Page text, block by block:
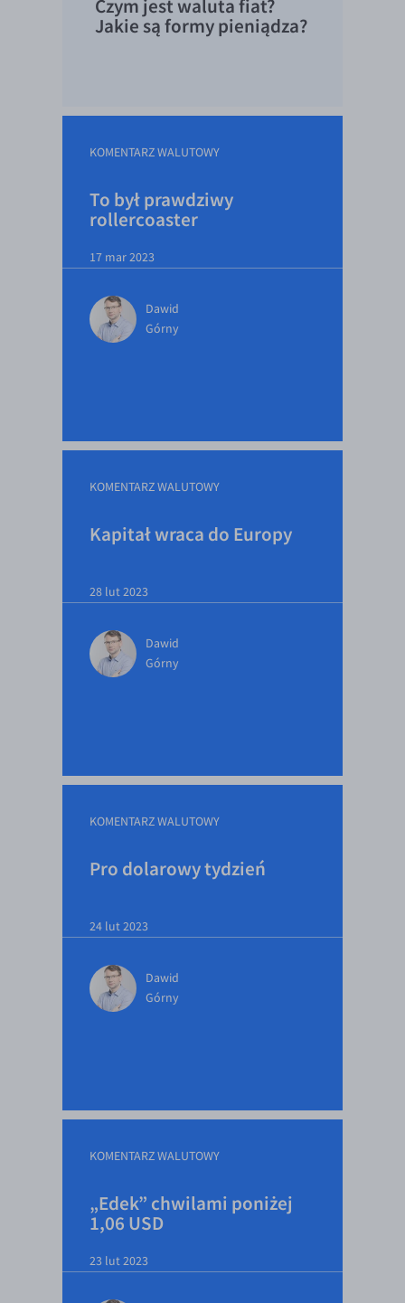
EUR/USD
EUR/CZK
EUR/DKK
EUR/SEK
EUR/BGN
EUR/CNY
EUR/JPY
EUR/SGD
EUR/ZAR
USD/CHF
Czym jest waluta fiat?
Jakie są formy pieniądza?
KOMENTARZ WALUTOWY
To był prawdziwy
rollercoaster
17 mar 2023
Dawid
Górny
KOMENTARZ WALUTOWY
Kapitał wraca do Europy
28 lut 2023
Dawid
Górny
KOMENTARZ WALUTOWY
Pro dolarowy tydzień
24 lut 2023
Dawid
Górny
KOMENTARZ WALUTOWY
„Edek” chwilami poniżej
1,06 USD
23 lut 2023